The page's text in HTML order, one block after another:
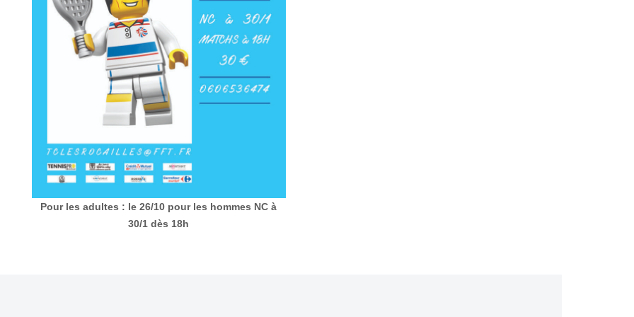
Pour les adultes : le 26/10 pour les hommes NC à
30/1 dès 18h